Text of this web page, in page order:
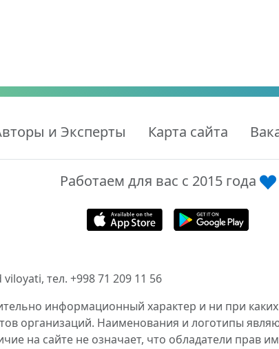
и Эксперты Карта сайта
Работаем для вас с 2015 года
тел. +998 71 209 11 56
информационный характер и ни при
организаций. Наименования и логотипы
на сайте не означает, что обладатели прав